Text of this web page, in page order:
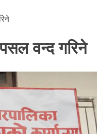
वन्द गरिने